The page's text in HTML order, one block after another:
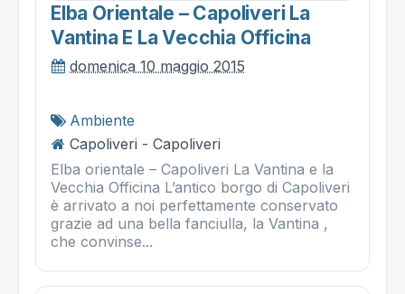
Elba Orientale – Capoliveri La
Vantina E La Vecchia Officina
domenica 10 maggio 2015
Ambiente
Capoliveri - Capoliveri
Elba orientale – Capoliveri La Vantina e la
Vecchia Officina L’antico borgo di Capoliveri
è arrivato a noi perfettamente conservato
grazie ad una bella fanciulla, la Vantina ,
che convinse...